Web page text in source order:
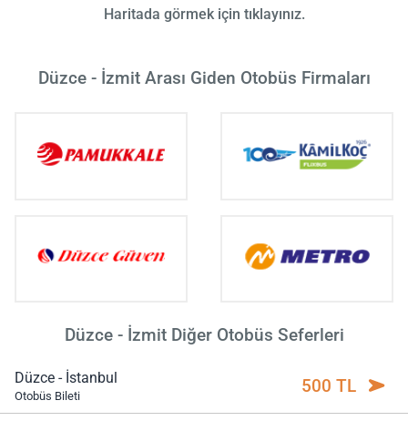
Haritada görmek için tıklayınız.
Düzce - İzmit Arası Giden Otobüs Firmaları
Düzce - İzmit Diğer Otobüs Seferleri
Düzce - İstanbul
Otobüs Bileti 500 TL